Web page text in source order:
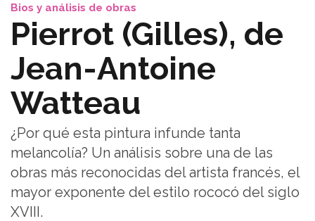
Bios y análisis de obras
Pierrot (Gilles), de
Jean-Antoine
Watteau
¿Por qué esta pintura infunde tanta
melancolía? Un análisis sobre una de las
obras más reconocidas del artista francés, el
mayor exponente del estilo rococó del siglo
XVIII.